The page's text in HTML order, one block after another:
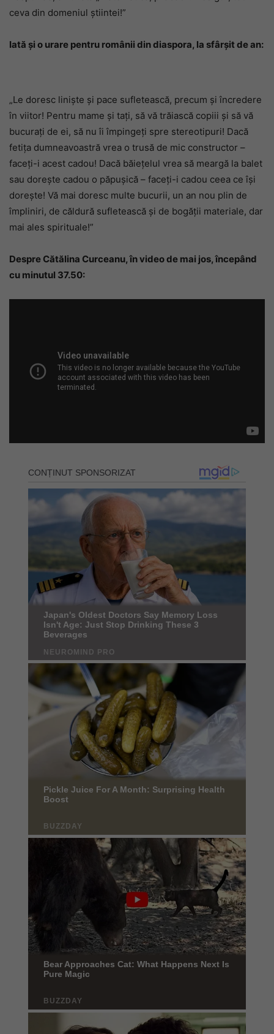
ceva din domeniul știintei!”
Iată și o urare pentru românii din diaspora, la sfârșit de an:
„Le doresc liniște și pace sufletească, precum și încredere
în viitor! Pentru mame și tați, să vă trăiască copiii și să vă
bucurați de ei, să nu îi împingeți spre stereotipuri! Dacă
fetița dumneavoastră vrea o trusă de mic constructor –
faceți-i acest cadou! Dacă băiețelul vrea să meargă la balet
sau dorește cadou o păpușică – faceți-i cadou ceea ce își
dorește! Vă mai doresc multe bucurii, un an nou plin de
împliniri, de căldură sufletească și de bogății materiale, dar
mai ales spirituale!”
Despre Cătălina Curceanu, în video de mai jos, începând
cu minutul 37.50: